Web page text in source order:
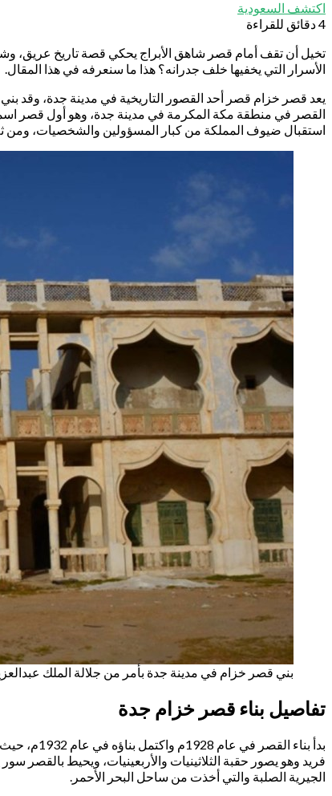
اكتشف السعودية
4 دقائق للقراءة
تخيل أن تقف أمام قصر شاهق الأبراج يحكي قصة تاريخ عريق،
الأسرار التي يخفيها خلف جدرانه؟ هذا ما سنعرفه في هذا المقال.
القصر في منطقة مكة المكرمة في مدينة جدة، وهو أول قصر
استقبال ضيوف المملكة من كبار المسؤولين والشخصيات، ومن ثم
بني قصر خزام في مدينة جدة بأمر من جلالة الملك
تفاصيل بناء قصر خزام جدة
الجيرية الصلبة والتي أخذت من ساحل البحر الأحمر.